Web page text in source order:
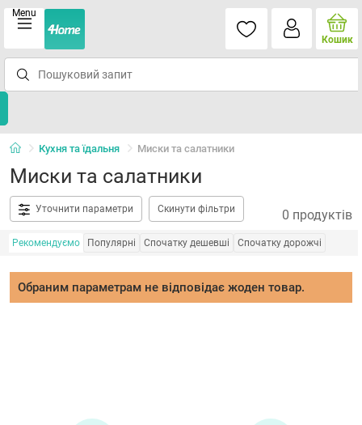
Menu
Кошик
Кухня та їдальня Миски та салатники
Миски та салатники
Уточнити параметри Скинути фільтри 0 продуктів
Рекомендуємо Популярні Спочатку дешевші Спочатку дорожчі
Обраним параметрам не відповідає жоден товар.